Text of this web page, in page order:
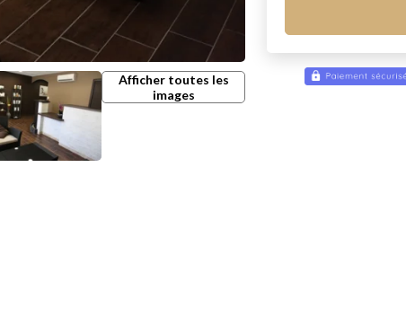
Afficher toutes les
images